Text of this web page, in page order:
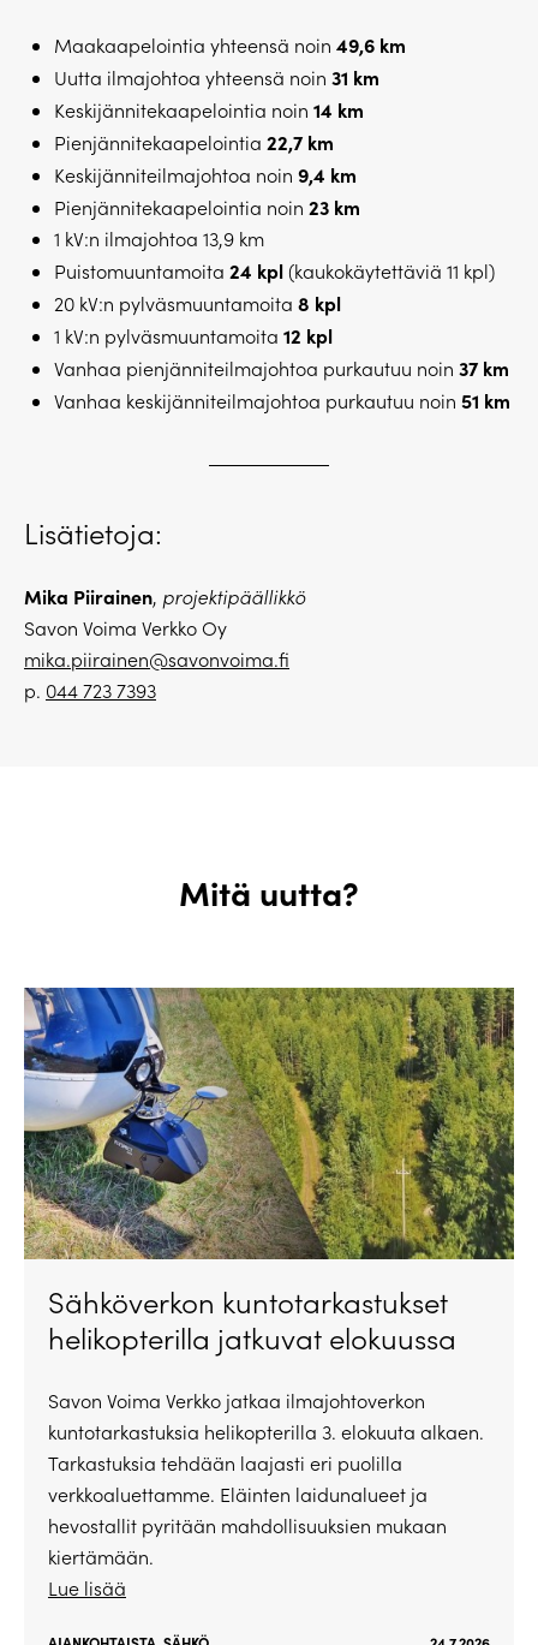
Maakaapelointia yhteensä noin 49,6 km
Uutta ilmajohtoa yhteensä noin 31 km
Keskijännitekaapelointia noin 14 km
Pienjännitekaapelointia 22,7 km
Keskijänniteilmajohtoa noin 9,4 km
Pienjännitekaapelointia noin 23 km
1 kV:n ilmajohtoa 13,9 km
Puistomuuntamoita 24 kpl(kaukokäytettäviä 11 kpl)
20 kV:n pylväsmuuntamoita 8 kpl
1 kV:n pylväsmuuntamoita 12 kpl
Vanhaa pienjänniteilmajohtoa purkautuu noin 37 km
Vanhaa keskijänniteilmajohtoa purkautuu noin 51 km
Lisätietoja:
Mika Piirainen, projektipäällikkö
Savon Voima Verkko Oy
mika.piirainen@savonvoima.fi
p. 044 723 7393
Mitä uutta?
Sähköverkon kuntotarkastukset
helikopterilla jatkuvat elokuussa
Savon Voima Verkko jatkaa ilmajohtoverkon
kuntotarkastuksia helikopterilla 3. elokuuta alkaen.
Tarkastuksia tehdään laajasti eri puolilla
verkkoaluettamme. Eläinten laidunalueet ja
hevostallit pyritään mahdollisuuksien mukaan
kiertämään.
Lue lisää